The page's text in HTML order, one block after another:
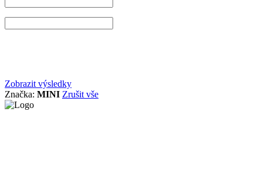
Zobrazit výsledky
Značka: MINI Zrušit vše